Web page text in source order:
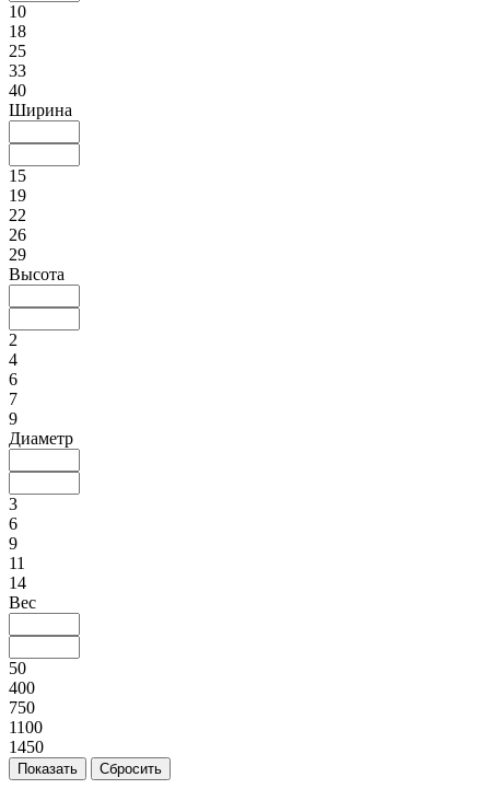
10
18
25
33
40
Ширина
15
19
22
26
29
Высота
2
4
6
7
9
Диаметр
3
6
9
11
14
Вес
50
400
750
1100
1450